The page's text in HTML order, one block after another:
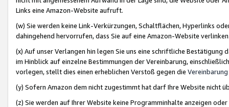
Links eine Amazon-Website aufruft.
(w) Sie werden keine Link-Verkürzungen, Schaltflächen, Hyperlinks
dahingehend hervorrufen, dass Sie auf eine Amazon-Website
(x) Auf unser Verlangen hin legen Sie uns eine schriftliche
im Hinblick auf einzelne Bestimmungen der Vereinbarung,
vorlegen, stellt dies einen erheblichen Verstoß gegen die Vereinbarung
(y) Sofern Amazon dem nicht zugestimmt hat darf Ihre Website nicht
(z) Sie werden auf Ihrer Website keine Programminhalte anzeigen